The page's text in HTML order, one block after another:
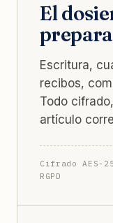
El
prepara
Escritura,
recibos,
Todo
artículo
Cifrado AES-
RGPD